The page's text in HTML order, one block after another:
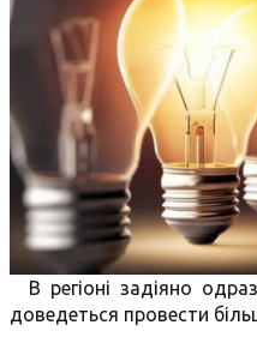
В регіоні задіяно
доведеться провести